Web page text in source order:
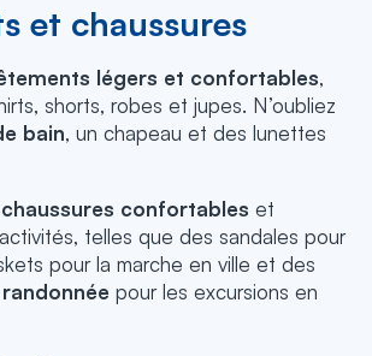
et chaussures
légers et confortables,
shorts, robes et jupes. N’oubliez
bain, un chapeau et des lunettes
chaussures confortables et
telles que des sandales pour
pour la marche en ville et des
pour les excursions en